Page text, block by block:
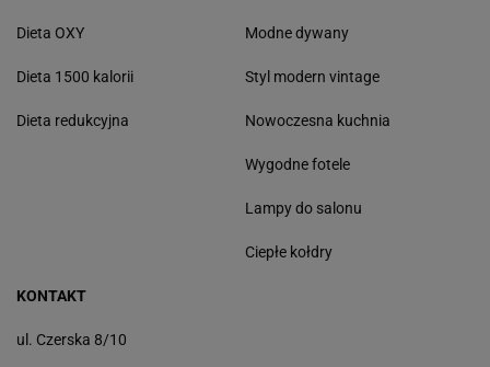
Dieta OXY
Dieta 1500 kalorii
Dieta redukcyjna
Modne dywany
Styl modern vintage
Nowoczesna kuchnia
Wygodne fotele
Lampy do salonu
Ciepłe kołdry
KONTAKT
ul. Czerska 8/10